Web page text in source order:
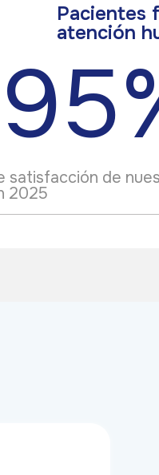
Pacientes
atención
satisfacción de
2025